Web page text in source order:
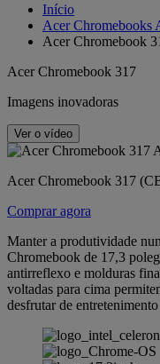
Início
Acer Chromebooks
Acer Chromebook
Acer Chromebook 317
Imagens inovadoras
Ver o vídeo
Acer Chromebook 317
Comprar agora
Manter a produtividade
Chromebook de 17,3
antirreflexo e molduras
voltadas para cima
desfrutar de